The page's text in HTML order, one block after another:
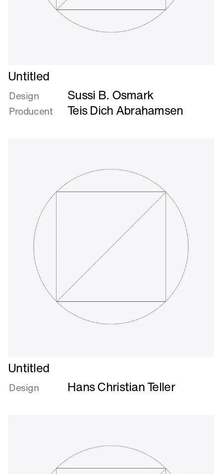
Læs
mere
om
Untitled
Untitled
Design Sussi B. Osmark
Producent Teis Dich Abrahamsen
Læs
mere
om
Untitled
Design Hans Christian Teller